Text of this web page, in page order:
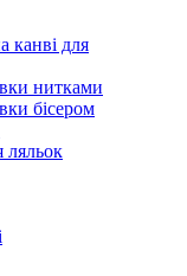
канві для
нитками
бісером
ляльок